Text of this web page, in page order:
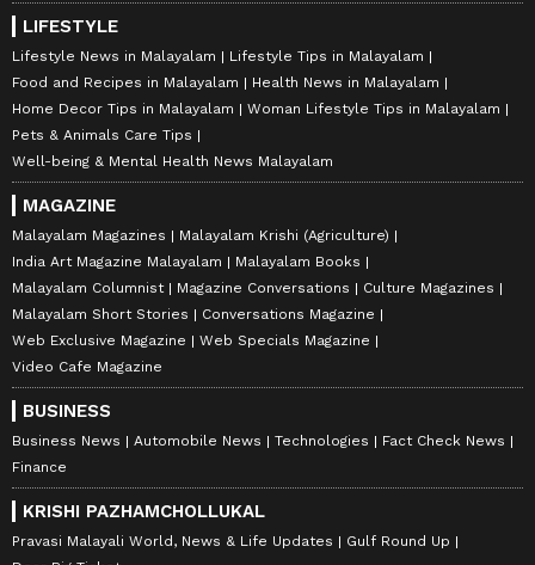
LIFESTYLE
Lifestyle News in Malayalam
Lifestyle Tips in Malayalam
Food and Recipes in Malayalam
Health News in Malayalam
Home Decor Tips in Malayalam
Woman Lifestyle Tips in Malayalam
Pets & Animals Care Tips
Well-being & Mental Health News Malayalam
MAGAZINE
Malayalam Magazines
Malayalam Krishi (Agriculture)
India Art Magazine Malayalam
Malayalam Books
Malayalam Columnist
Magazine Conversations
Culture Magazines
Malayalam Short Stories
Conversations Magazine
Web Exclusive Magazine
Web Specials Magazine
Video Cafe Magazine
BUSINESS
Business News Automobile News Technologies
Fact Check News
Finance
KRISHI PAZHAMCHOLLUKAL
Pravasi Malayali World, News & Life Updates
Gulf Round Up